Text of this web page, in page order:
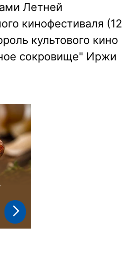
Летней
кинофестиваля (12
культового кино
сокровище" Иржи